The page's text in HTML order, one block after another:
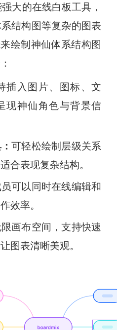
大的在线白板工具，
结构图等复杂的图表
绘制神仙体系结构图
插入图片、图标、文
现神仙角色与背景信
可轻松绘制层级关系
合表现复杂结构。
可以同时在线编辑和
效率。
画布空间，支持快速
图表清晰美观。